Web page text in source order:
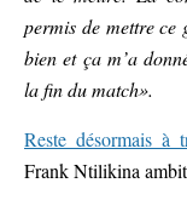
permis de mettre ce
bien et ça m’a
la fin du match».
Reste désormais à
Frank Ntilikina